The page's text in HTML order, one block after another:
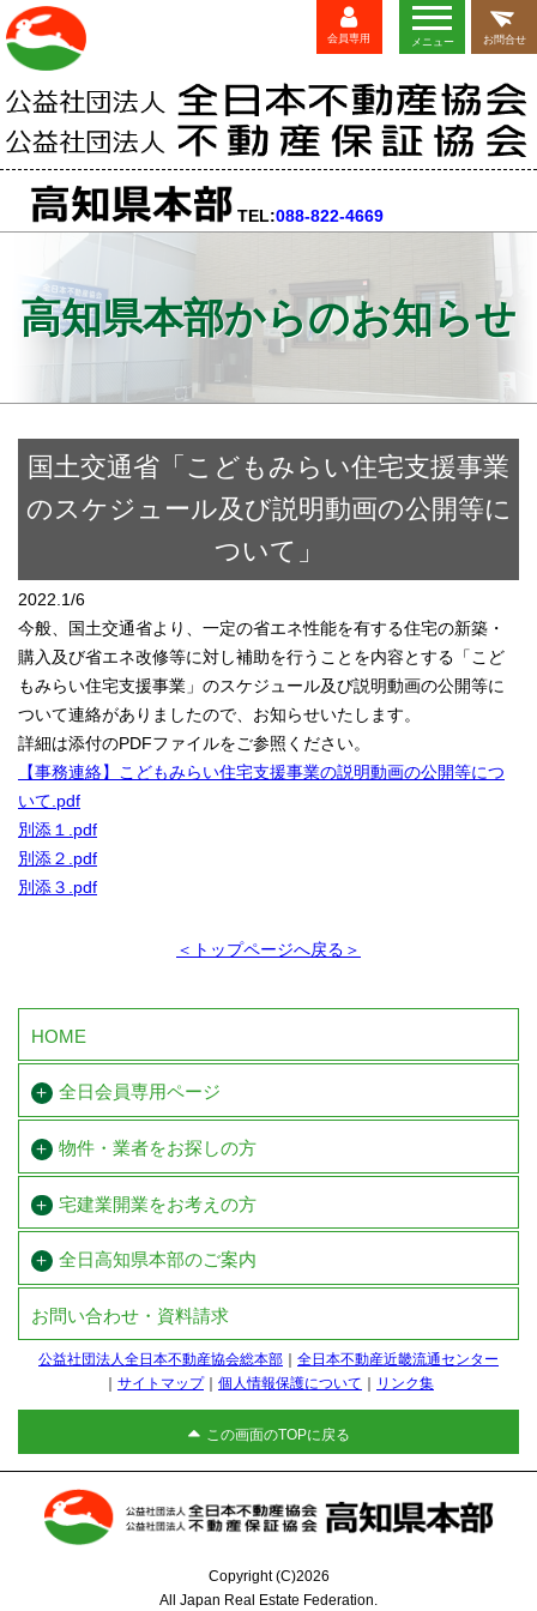
TEL:088-822-4669
会員専用 メニュー お問合せ
高知県本部からのお知らせ
国土交通省「こどもみらい住宅支援事業
のスケジュール及び説明動画の公開等に
ついて」
2022.1/6
今般、国土交通省より、一定の省エネ性能を有する住宅の新築・
購入及び省エネ改修等に対し補助を行うことを内容とする「こど
もみらい住宅支援事業」のスケジュール及び説明動画の公開等に
ついて連絡がありましたので、お知らせいたします。
詳細は添付のPDFファイルをご参照ください。
【事務連絡】こどもみらい住宅支援事業の説明動画の公開等につ
いて.pdf
別添１.pdf
別添２.pdf
別添３.pdf
＜トップページへ戻る＞
HOME
全日会員専用ページ
物件・業者をお探しの方
宅建業開業をお考えの方
全日高知県本部のご案内
お問い合わせ・資料請求
公益社団法人全日本不動産協会総本部
全日本不動産近畿流通センター
サイトマップ
個人情報保護について リンク集
この画面のTOPに戻る
Copyright (C)2026
All Japan Real Estate Federation.